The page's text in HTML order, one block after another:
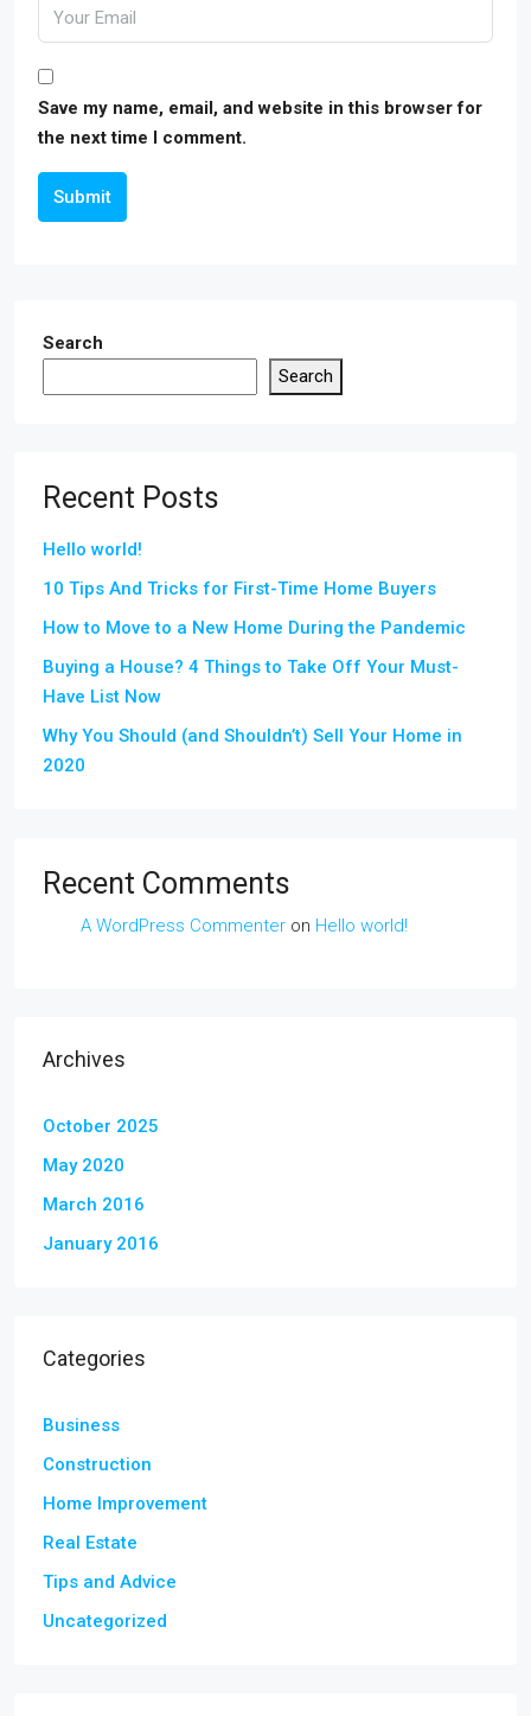
Save my name, email, and website in this browser for
the next time I comment.
Submit
Search
Search
Recent Posts
Hello world!
10 Tips And Tricks for First-Time Home Buyers
How to Move to a New Home During the Pandemic
Buying a House? 4 Things to Take Off Your Must-
Have List Now
Why You Should (and Shouldn’t) Sell Your Home in
2020
Recent Comments
A WordPress Commenter on Hello world!
Archives
October 2025
May 2020
March 2016
January 2016
Categories
Business
Construction
Home Improvement
Real Estate
Tips and Advice
Uncategorized